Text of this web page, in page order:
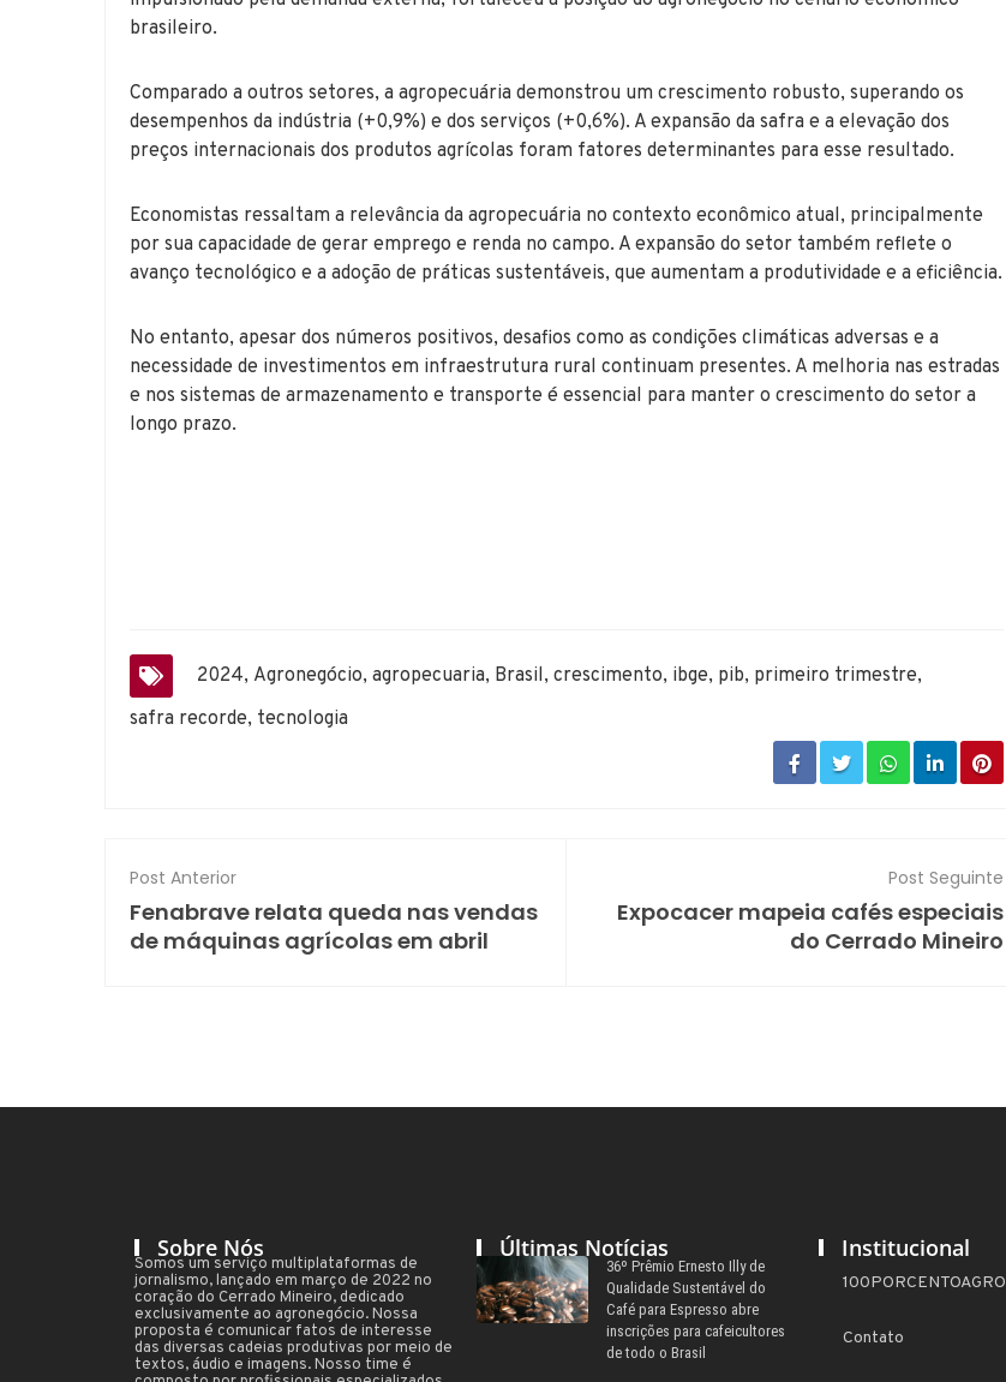
brasileiro.
Comparado a outros setores, a agropecuária demonstrou um crescimento robusto, superando os
desempenhos da indústria (+0,9%) e dos serviços (+0,6%). A expansão da safra e a elevação dos
preços internacionais dos produtos agrícolas foram fatores determinantes para esse resultado.
Economistas ressaltam a relevância da agropecuária no contexto econômico atual, principalmente
por sua capacidade de gerar emprego e renda no campo. A expansão do setor também reflete o
avanço tecnológico e a adoção de práticas sustentáveis, que aumentam a produtividade e a eficiência.
No entanto, apesar dos números positivos, desafios como as condições climáticas adversas e a
necessidade de investimentos em infraestrutura rural continuam presentes. A melhoria nas estradas
e nos sistemas de armazenamento e transporte é essencial para manter o crescimento do setor a
longo prazo.
2024, Agronegócio, agropecuaria, Brasil, crescimento, ibge, pib, primeiro trimestre,
safra recorde, tecnologia
Post Anterior
Fenabrave relata queda nas vendas
de máquinas agrícolas em abril
Post Seguinte
Expocacer mapeia cafés especiais
do Cerrado Mineiro
Sobre Nós
Somos um serviço multiplataformas de
jornalismo, lançado em março de 2022 no
coração do Cerrado Mineiro, dedicado
exclusivamente ao agronegócio. Nossa
proposta é comunicar fatos de interesse
das diversas cadeias produtivas por meio de
textos, áudio e imagens. Nosso time é
Últimas Notícias
36º Prêmio Ernesto Illy de
Qualidade Sustentável do
Café para Espresso abre
inscrições para cafeicultores
de todo o Brasil
Institucional
100PORCENTOAGRO
Contato